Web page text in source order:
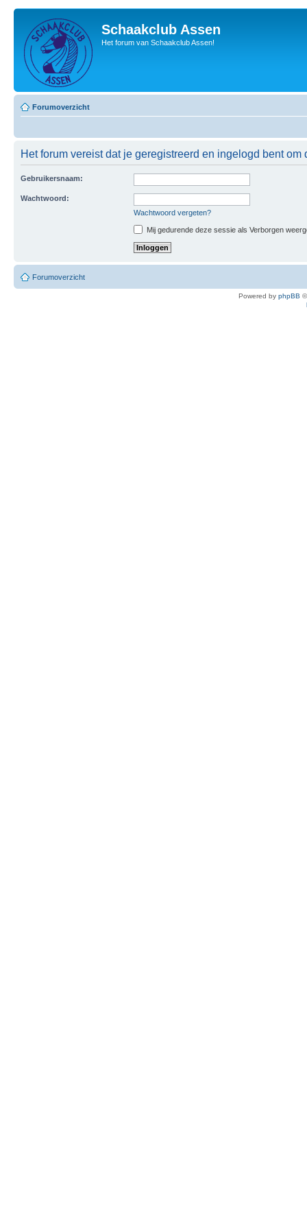
Schaakclub Assen
Het forum van Schaakclub Assen!
Forumoverzicht
Het forum vereist dat je geregistreerd en ingelogd bent
Gebruikersnaam:
Wachtwoord:
Wachtwoord vergeten?
Mij gedurende deze sessie als Verborgen
Forumoverzicht
Powered by phpBB